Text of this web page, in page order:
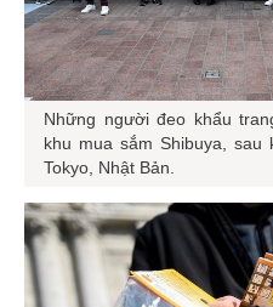
Những người đeo khẩu
khu mua sắm Shibuya,
Tokyo, Nhật Bản.